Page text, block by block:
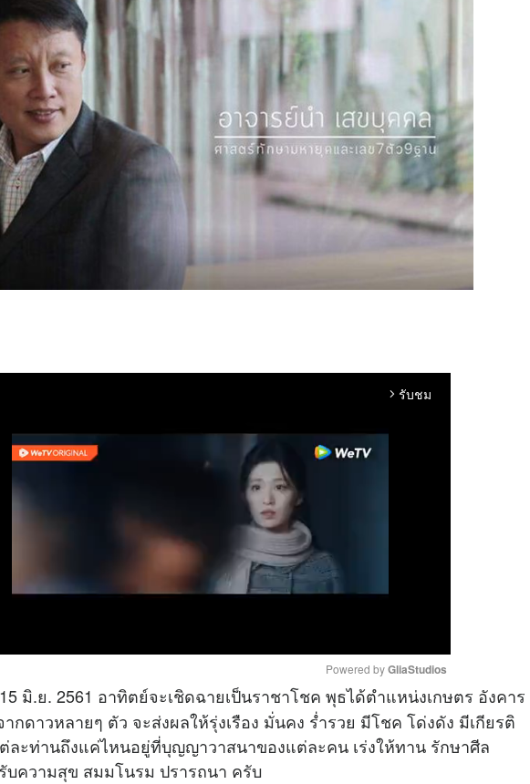
arrow_forward_ios รับชม
M
u
Powered by GliaStudios
มิ.ย. 2561 อาทิตย์จะเชิดฉายเป็นราชาโชค พุธได้ตำแหน่งเกษตร อังคาร
กดาวหลายๆ ตัว จะส่งผลให้รุ่งเรือง มั่นคง ร่ำรวย มีโชค โด่งดัง มีเกียรติ
ละท่านถึงแค่ไหนอยู่ที่บุญญาวาสนาของแต่ละคน เร่งให้ทาน รักษาศีล
บความสุข สมมโนรม ปรารถนา ครับ